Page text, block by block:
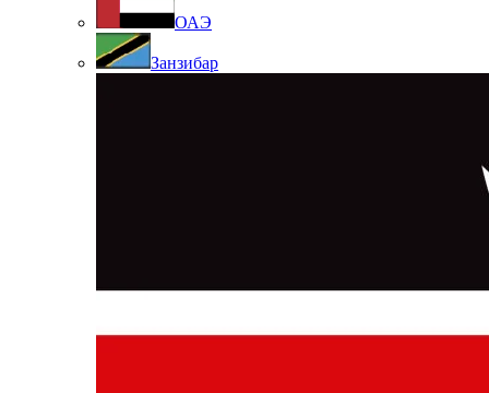
ОАЭ
Занзибар